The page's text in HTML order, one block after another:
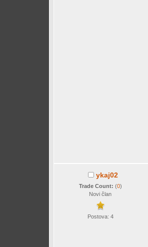
ykaj02
Trade Count: (0)
Novi član
Postova: 4